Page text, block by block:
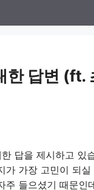
한 답변 (ft.
답을 제시하고 있
가 가장 고민이 되
들으셨기 때문인